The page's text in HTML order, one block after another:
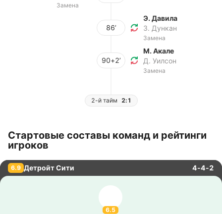
Замена
86’
Э. Давила
З. Дункан
Замена
90+2’
М. Акале
Д. Уилсон
Замена
2-й тайм 2:1
Стартовые составы команд и рейтинги
игроков
6.9 Детройт Сити 4-4-2
6.5